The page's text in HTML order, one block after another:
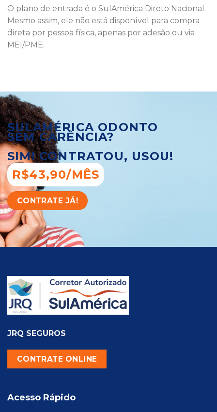
O plano de entrada é o SulAmérica Direto Nacional.
Mesmo assim, ele não está disponível para compra
direta por pessoa física, apenas por adesão ou via
MEI/PME.
SULAMÉRICA ODONTO
SEM CARÊNCIA?
SIM! CONTRATOU, USOU!
R$43,90/MÊS
CONTRATE JÁ!
JRQ SEGUROS
CONTRATE ONLINE
Acesso Rápido